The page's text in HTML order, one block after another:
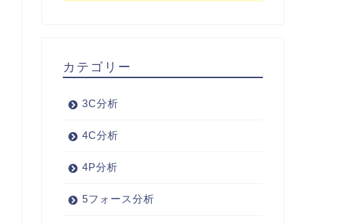
カテゴリー
3C分析
4C分析
4P分析
5フォース分析